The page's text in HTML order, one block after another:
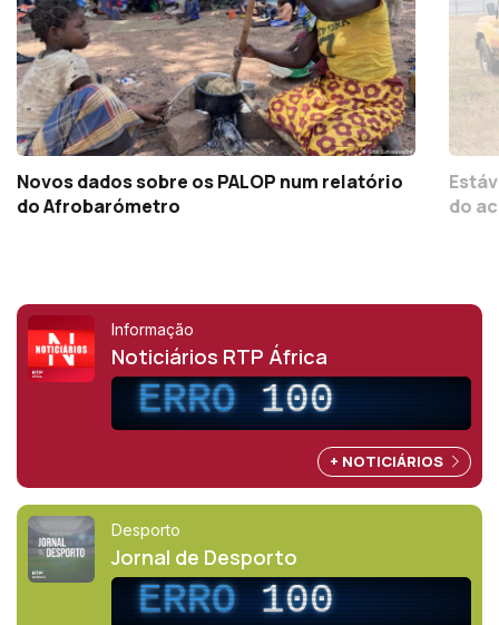
Novos dados sobre os PALOP num relatório
do Afrobarómetro
do
Informação
Noticiários RTP África
ERRO100
+ NOTICIÁRIOS
Desporto
Jornal de Desporto
ERRO100